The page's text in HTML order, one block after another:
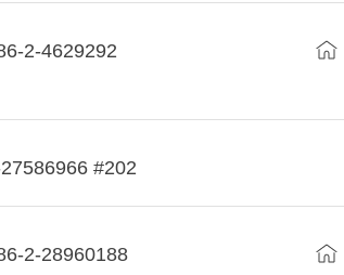
2-4629292
#202
2-28960188